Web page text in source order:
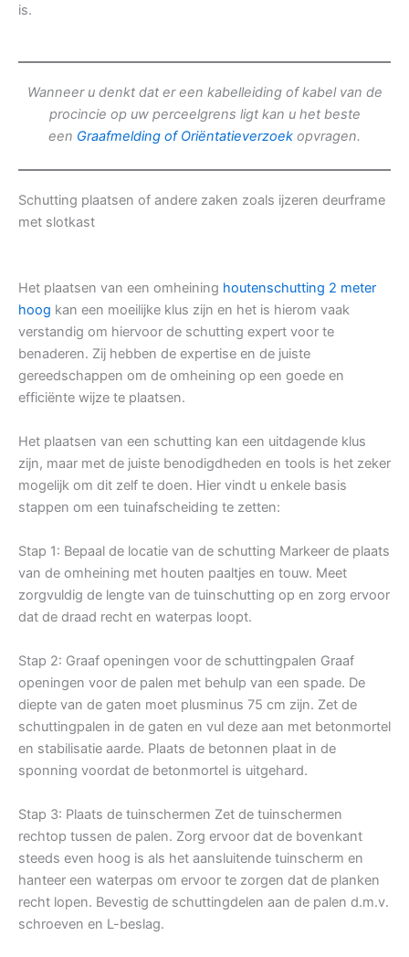
is.
Wanneer u denkt dat er een kabelleiding of kabel van de
procincie op uw perceelgrens ligt kan u het beste
een Graafmelding of Oriëntatieverzoek opvragen.
Schutting plaatsen of andere zaken zoals ijzeren deurframe
met slotkast
Het plaatsen van een omheining houtenschutting 2 meter
hoog kan een moeilijke klus zijn en het is hierom vaak
verstandig om hiervoor de schutting expert voor te
benaderen. Zij hebben de expertise en de juiste
gereedschappen om de omheining op een goede en
efficiënte wijze te plaatsen.
Het plaatsen van een schutting kan een uitdagende klus
zijn, maar met de juiste benodigdheden en tools is het zeker
mogelijk om dit zelf te doen. Hier vindt u enkele basis
stappen om een tuinafscheiding te zetten:
Stap 1: Bepaal de locatie van de schutting Markeer de plaats
van de omheining met houten paaltjes en touw. Meet
zorgvuldig de lengte van de tuinschutting op en zorg ervoor
dat de draad recht en waterpas loopt.
Stap 2: Graaf openingen voor de schuttingpalen Graaf
openingen voor de palen met behulp van een spade. De
diepte van de gaten moet plusminus 75 cm zijn. Zet de
schuttingpalen in de gaten en vul deze aan met betonmortel
en stabilisatie aarde. Plaats de betonnen plaat in de
sponning voordat de betonmortel is uitgehard.
Stap 3: Plaats de tuinschermen Zet de tuinschermen
rechtop tussen de palen. Zorg ervoor dat de bovenkant
steeds even hoog is als het aansluitende tuinscherm en
hanteer een waterpas om ervoor te zorgen dat de planken
recht lopen. Bevestig de schuttingdelen aan de palen d.m.v.
schroeven en L-beslag.